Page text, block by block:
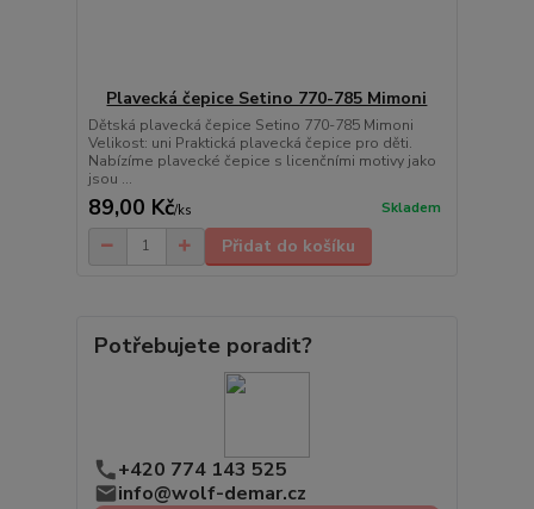
Plavecká čepice Setino 770-785 Mimoni
Dětská plavecká čepice Setino 770-785 Mimoni
Velikost: uni Praktická plavecká čepice pro děti.
Nabízíme plavecké čepice s licenčními motivy jako
jsou ...
89,00 Kč/ks Skladem
Přidat do košíku
Potřebujete poradit?
+420 774 143 525
info@wolf-demar.cz